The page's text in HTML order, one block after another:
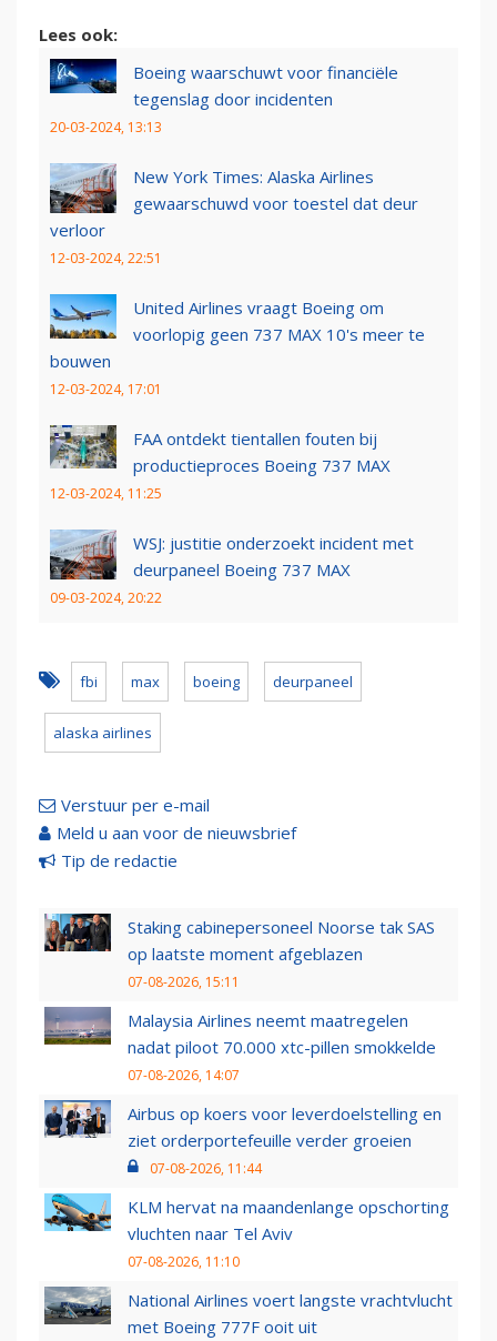
Lees ook:
Boeing waarschuwt voor financiële
tegenslag door incidenten
20-03-2024, 13:13
New York Times: Alaska Airlines
gewaarschuwd voor toestel dat deur
verloor
12-03-2024, 22:51
United Airlines vraagt Boeing om
voorlopig geen 737 MAX 10's meer te
bouwen
12-03-2024, 17:01
FAA ontdekt tientallen fouten bij
productieproces Boeing 737 MAX
12-03-2024, 11:25
WSJ: justitie onderzoekt incident met
deurpaneel Boeing 737 MAX
09-03-2024, 20:22
fbi max boeing deurpaneel
alaska airlines
Verstuur per e-mail
Meld u aan voor de nieuwsbrief
Tip de redactie
Staking cabinepersoneel Noorse tak SAS
op laatste moment afgeblazen
07-08-2026, 15:11
Malaysia Airlines neemt maatregelen
nadat piloot 70.000 xtc-pillen smokkelde
07-08-2026, 14:07
Airbus op koers voor leverdoelstelling en
ziet orderportefeuille verder groeien
07-08-2026, 11:44
KLM hervat na maandenlange opschorting
vluchten naar Tel Aviv
07-08-2026, 11:10
National Airlines voert langste vrachtvlucht
met Boeing 777F ooit uit